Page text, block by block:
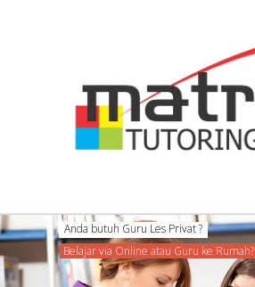
Anda butuh Guru Les Privat ?
Belajar via Online atau Guru ke Rumah?